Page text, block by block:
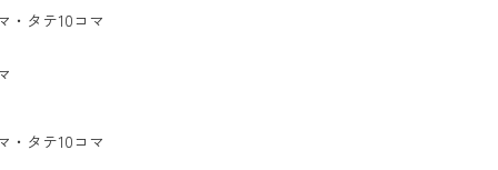
・ タテ10コマ
・ タテ10コマ